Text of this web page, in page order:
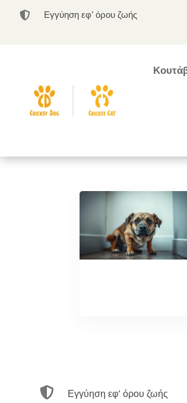
 Εγγύηση εφ’ όρου ζωής
 Εγγύηση εφ’ όρου ζωής